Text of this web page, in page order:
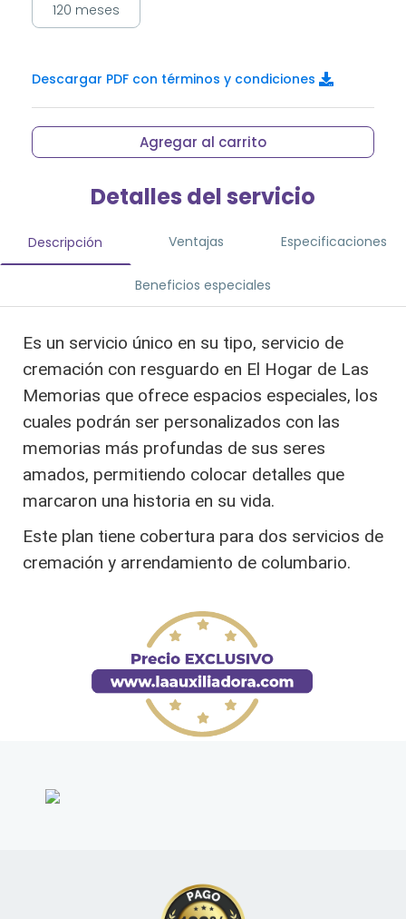
120 meses
Descargar PDF con términos y condiciones
Agregar al carrito
Detalles del servicio
Descripción Ventajas Especificaciones
Beneficios especiales
Es un servicio único en su tipo, servicio de
cremación con resguardo en El Hogar de Las
Memorias que ofrece espacios especiales, los
cuales podrán ser personalizados con las
memorias más profundas de sus seres
amados, permitiendo colocar detalles que
marcaron una historia en su vida.
Este plan tiene cobertura para dos servicios de
cremación y arrendamiento de columbario.